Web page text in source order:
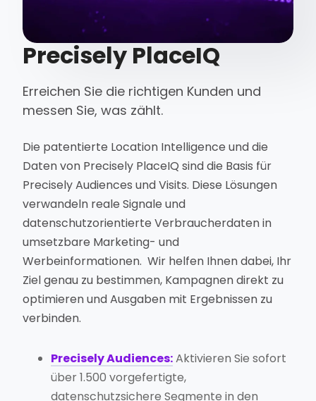
Precisely PlaceIQ
Erreichen Sie die richtigen Kunden und
messen Sie, was zählt.
Die patentierte Location Intelligence und die
Daten von Precisely PlaceIQ sind die Basis für
Precisely Audiences und Visits. Diese Lösungen
verwandeln reale Signale und
datenschutzorientierte Verbraucherdaten in
umsetzbare Marketing- und
Werbeinformationen. Wir helfen Ihnen dabei, Ihr
Ziel genau zu bestimmen, Kampagnen direkt zu
optimieren und Ausgaben mit Ergebnissen zu
verbinden.
Precisely Audiences:Aktivieren Sie sofort
über 1.500 vorgefertigte,
datenschutzsichere Segmente in den